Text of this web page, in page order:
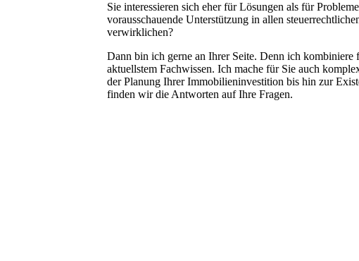
Sie interessieren sich eher für Lösungen als für
vorausschauende Unterstützung in allen
verwirklichen?
Dann bin ich gerne an Ihrer Seite. Denn ich kombiniere
aktuellstem Fachwissen. Ich mache für Sie auch
der Planung Ihrer Immobilieninvestition bis hin zur
finden wir die Antworten auf Ihre Fragen.